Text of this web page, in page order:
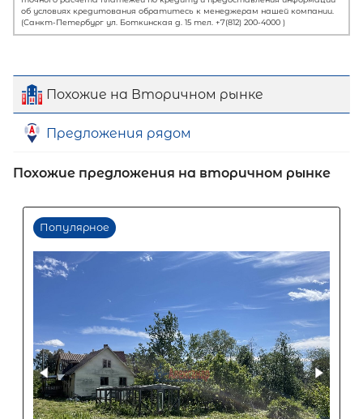
0 10 30 40 50 60 70 80
15
1 5 10 15 20 25
Процентная
ставка
Похожие на Вторичном рынке
Предложения рядом
Похожие предложения на вторичном рынке